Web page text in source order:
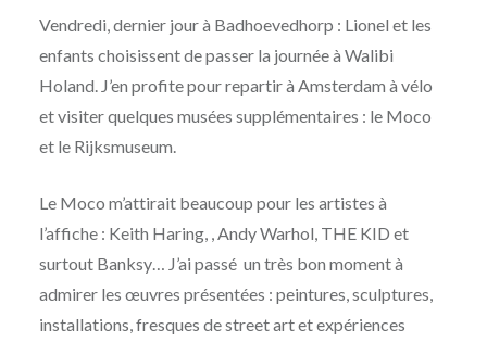
ADMIN
2022
Vendredi, dernier jour à Badhoevedhorp : Lionel et les
enfants choisissent de passer la journée à Walibi
Holand. J’en profite pour repartir à Amsterdam à vélo
et visiter quelques musées supplémentaires : le Moco
et le Rijksmuseum.
Le Moco m’attirait beaucoup pour les artistes à
l’affiche : Keith Haring, , Andy Warhol, THE KID et
surtout Banksy… J’ai passé un très bon moment à
admirer les œuvres présentées : peintures, sculptures,
installations, fresques de street art et expériences